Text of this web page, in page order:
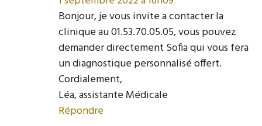
Bonjour, je vous invite a contacter la
clinique au 01.53.70.05.05, vous pouvez
demander directement Sofia qui vous fera
un diagnostique personnalisé offert.
Cordialement,
Léa, assistante Médicale
Répondre